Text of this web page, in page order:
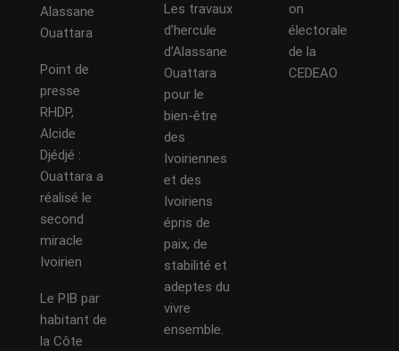
Alassane
Ouattara
Point de
presse
RHDP,
Alcide
Djédjé :
Ouattara a
réalisé le
second
miracle
Ivoirien
Le PIB par
habitant de
la Côte
Les travaux
d’hercule
d’Alassane
Ouattara
pour le
bien-être
des
Ivoiriennes
et des
Ivoiriens
épris de
paix, de
stabilité et
adeptes du
vivre
ensemble.
on
électorale
de la
CEDEAO